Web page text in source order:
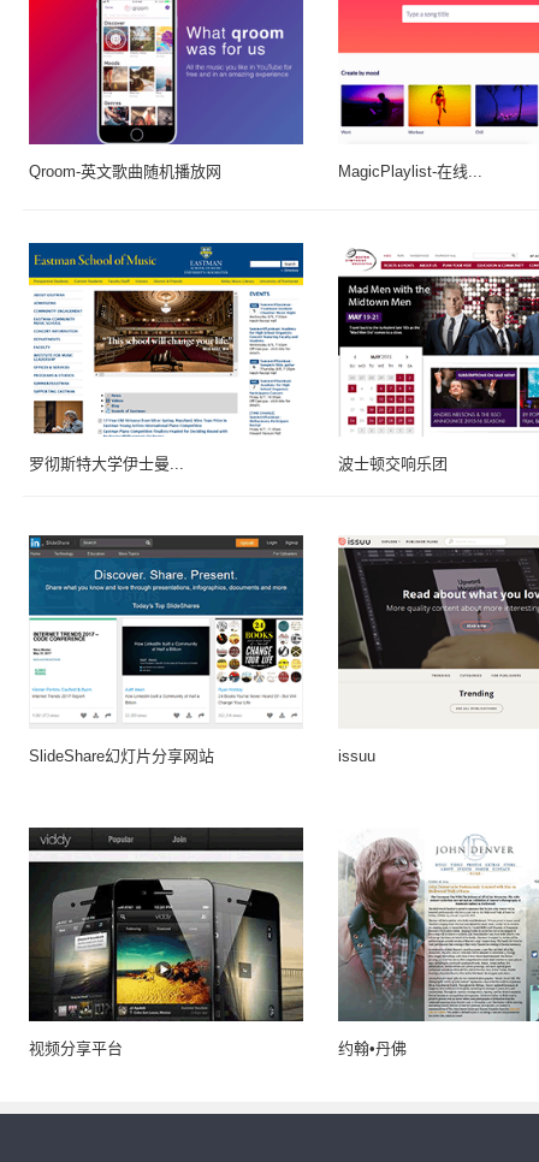
Qroom-英文歌曲随机播放网 MagicPlaylist-在线...
罗彻斯特大学伊士曼... 波士顿交响乐团
SlideShare幻灯片分享网站 issuu
视频分享平台 约翰•丹佛